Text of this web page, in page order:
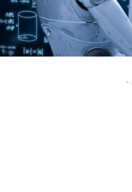
-